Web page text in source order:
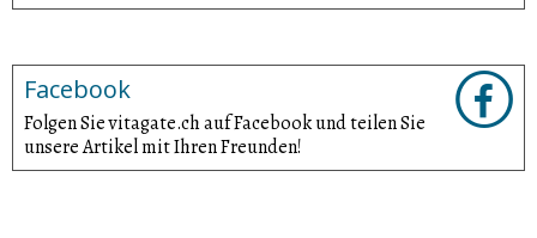
Facebook
Folgen Sie vitagate.ch auf Facebook und teilen Sie
unsere Artikel mit Ihren Freunden!